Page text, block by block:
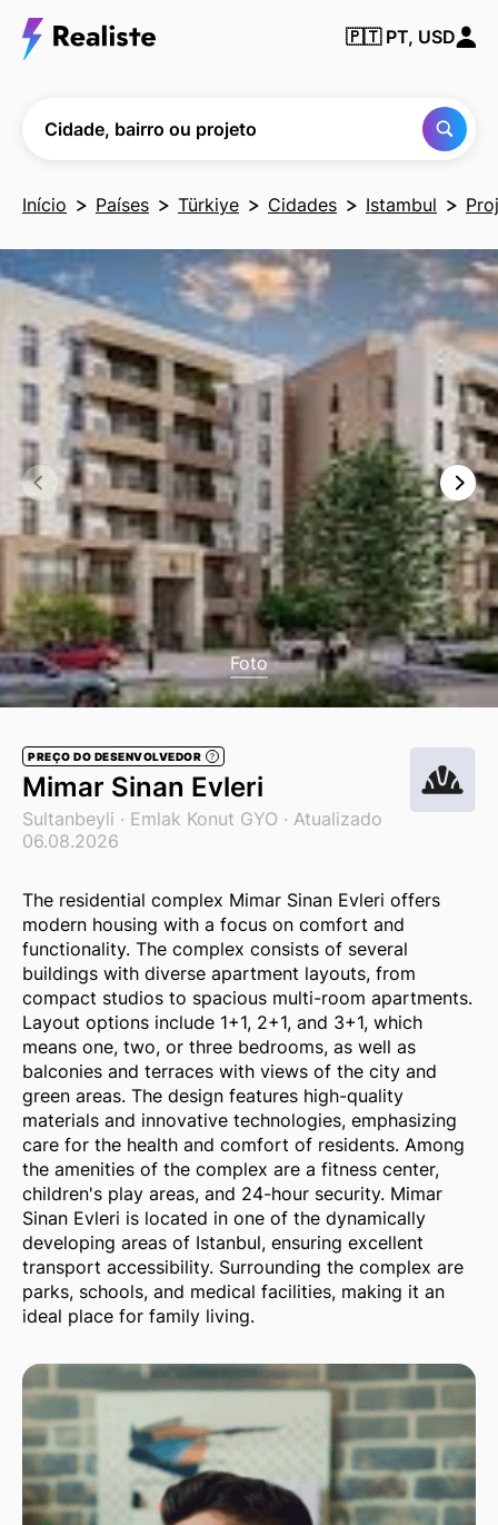
Encontre
qualquer
🇵🇹 PT, USD
Cidade, bairro ou projeto
Início Países Türkiye Cidades Istambul
Foto
PREÇO DO DESENVOLVEDOR ?
Mimar Sinan Evleri
Sultanbeyli · Emlak Konut GYO · Atualizado
06.08.2026
The residential complex Mimar Sinan Evleri offers
modern housing with a focus on comfort and
functionality. The complex consists of several
buildings with diverse apartment layouts, from
compact studios to spacious multi-room apartments.
Layout options include 1+1, 2+1, and 3+1, which
means one, two, or three bedrooms, as well as
balconies and terraces with views of the city and
green areas. The design features high-quality
materials and innovative technologies, emphasizing
care for the health and comfort of residents. Among
the amenities of the complex are a fitness center,
children's play areas, and 24-hour security. Mimar
Sinan Evleri is located in one of the dynamically
developing areas of Istanbul, ensuring excellent
transport accessibility. Surrounding the complex are
parks, schools, and medical facilities, making it an
ideal place for family living.